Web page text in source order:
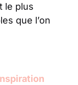
le plus
que l’on